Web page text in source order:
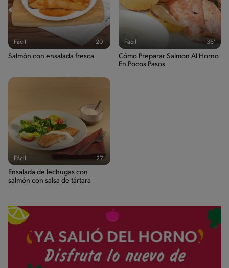
Fácil 20'
Salmón con ensalada fresca
Fácil 36'
Cómo Preparar Salmon Al Horno
En Pocos Pasos
Fácil 27'
Ensalada de lechugas con
salmón con salsa de tártara